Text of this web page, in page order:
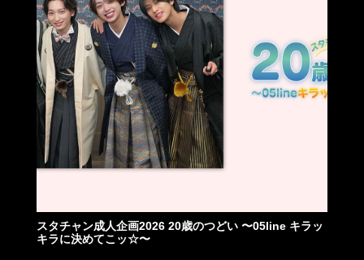
スタチャン成人企画2026 20歳のつどい 〜05line キラッ
キラに決めてこッ☆〜